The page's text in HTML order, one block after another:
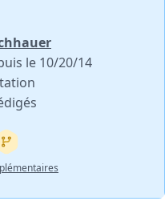
le 10/20/14